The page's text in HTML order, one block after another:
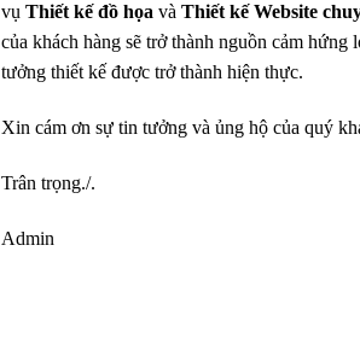
vụ Thiết kế đồ họa và Thiết kế Website
của khách hàng sẽ trở thành nguồn cảm
tưởng thiết kế được trở thành hiện thực.
Xin cám ơn sự tin tưởng và ủng hộ của quý
Trân trọng./.
Admin